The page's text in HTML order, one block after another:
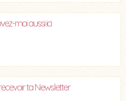
moi aussi ici
ta Newsletter